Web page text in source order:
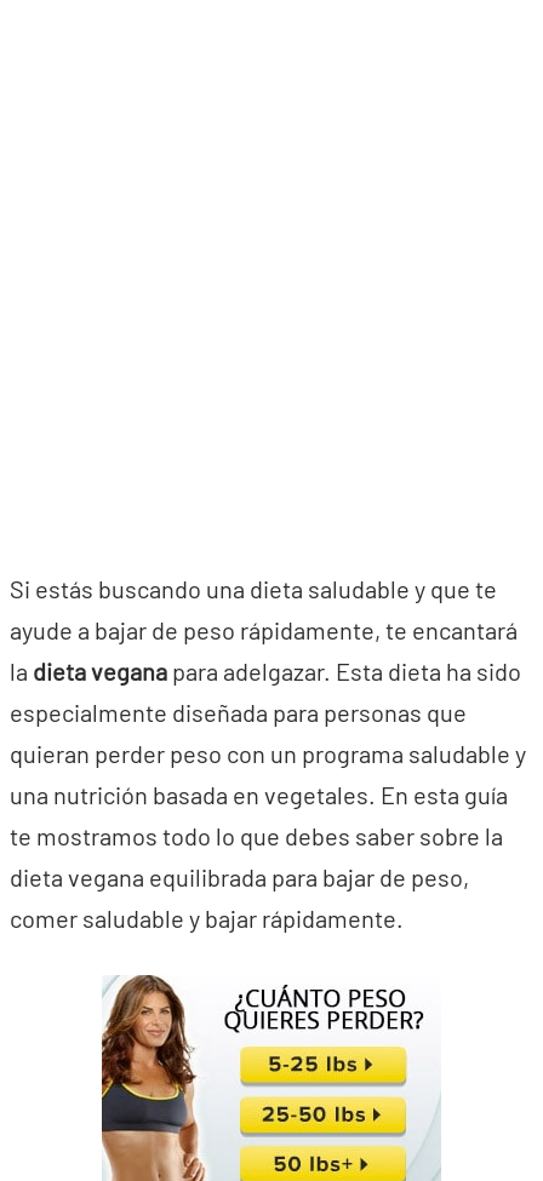
Si estás buscando una dieta saludable y que te
ayude a bajar de peso rápidamente, te encantará
la dieta vegana para adelgazar. Esta dieta ha sido
especialmente diseñada para personas que
quieran perder peso con un programa saludable y
una nutrición basada en vegetales. En esta guía
te mostramos todo lo que debes saber sobre la
dieta vegana equilibrada para bajar de peso,
comer saludable y bajar rápidamente.